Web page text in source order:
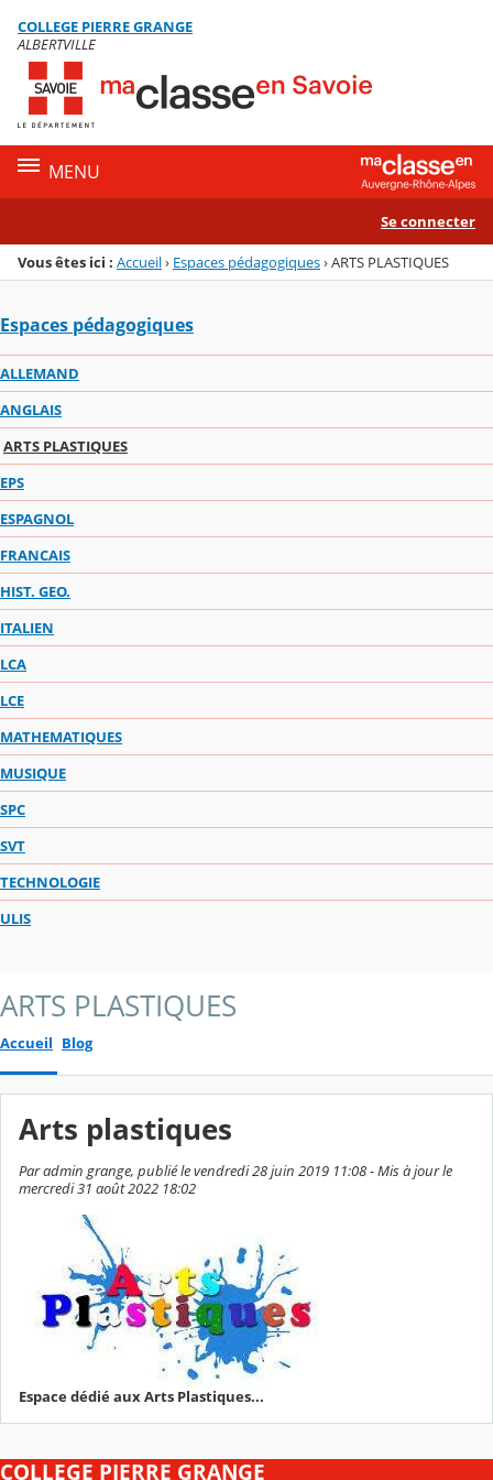
Menu de la rubrique
Contenu
COLLEGE PIERRE GRANGE
ALBERTVILLE
MENU
Se connecter
Vous êtes ici : Accueil› Espaces pédagogiques›ARTS PLASTIQUES
Espaces pédagogiques
ALLEMAND
ANGLAIS
ARTS PLASTIQUES
EPS
ESPAGNOL
FRANCAIS
HIST. GEO.
ITALIEN
LCA
LCE
MATHEMATIQUES
MUSIQUE
SPC
SVT
TECHNOLOGIE
ULIS
ARTS PLASTIQUES
Accueil Blog
Arts plastiques
Par admin grange, publié le vendredi 28 juin 2019 11:08 - Mis à jour le
mercredi 31 août 2022 18:02
Espace dédié aux Arts Plastiques...
COLLEGE PIERRE GRANGE